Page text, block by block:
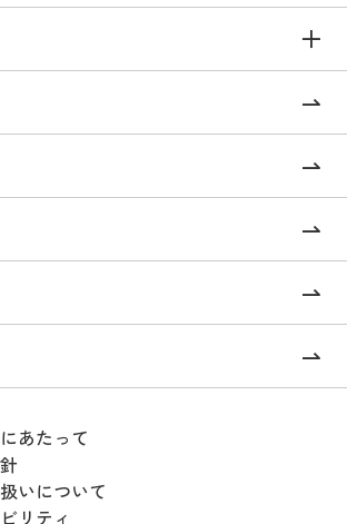
イト制作
作
ツール “UI Collabo”
ィング
支援
用・設計
あたって
いについて
リティ